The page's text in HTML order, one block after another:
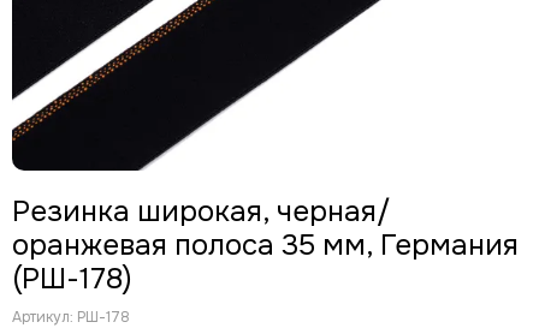
Резинка широкая, черная/
оранжевая полоса 35 мм, Германия
(РШ-178)
Артикул: РШ-178